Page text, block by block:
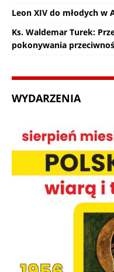
Leon XIV do młodych w
Ks. Waldemar Turek:
pokonywania
WYDARZENIA